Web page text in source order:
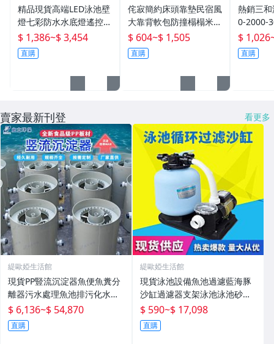
精品現貨高端LED泳池壁
燈七彩防水水底燈遙控水
池燈水下燈側壁燈噴泉燈
$ 1,386~$ 3,454
直購
侘寂簡約床頭靠墊民宿風
大靠背軟包防撞榻榻米靠
背沙發靠枕靠背墊
$ 604~$ 1,505
直購
熱銷三
0-2000-
型國產
$ 1,026
直購
賣家最新刊登 看更多
緹歐婭生活館
現貨PP豎流沉淀器魚便魚糞分
離器污水處理魚池排污化水產
殖設備
$ 6,136~$ 54,870
直購
緹歐婭生活館
現貨泳池設備魚池過濾藍海豚
沙缸過濾器支架泳池泳池砂缸
水泵機組
$ 590~$ 17,098
直購